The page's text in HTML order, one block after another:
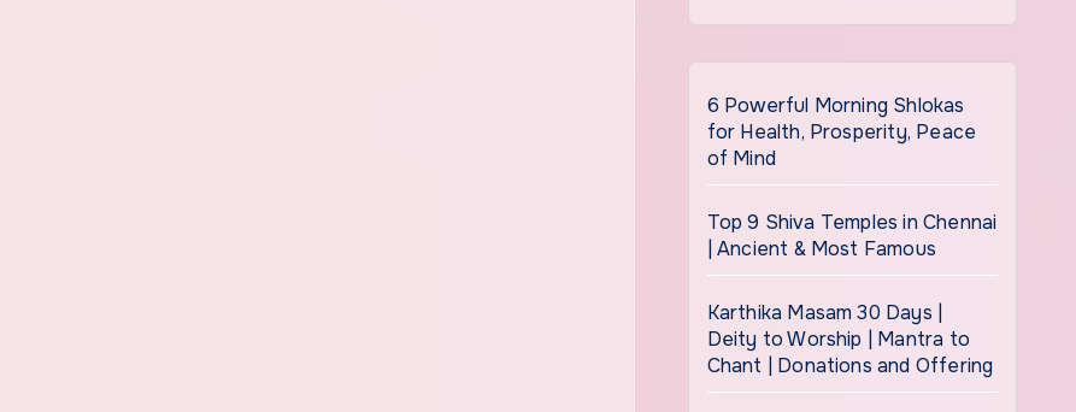
6 Powerful Morning Shlokas
for Health, Prosperity, Peace
of Mind
Top 9 Shiva Temples in Chennai
| Ancient & Most Famous
Karthika Masam 30 Days |
Deity to Worship | Mantra to
Chant | Donations and Offering